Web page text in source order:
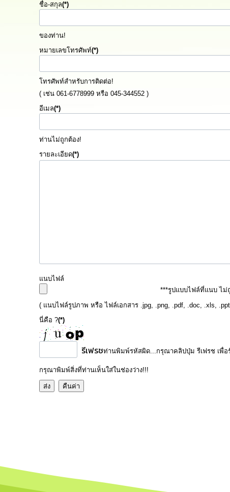
ชื่อ-สกุล(*)
ของท่าน!
หมายเลขโทรศัพท์(*)
โทรศัพท์สำหรับการติดต่อ!
( เช่น 061-6778999 หรือ 045-344552 )
อีเมล(*)
ท่านไม่ถูกต้อง!
รายละเอียด(*)
แนบไฟล์
***รูปแบบไฟล์ที่แนบ ไม่
( แนบไฟล์รูปภาพ หรือ ไฟล์เอกสาร .jpg, .png, .pdf, .doc, .xls,
นี่คือ ?(*)
รีเฟรชท่านพิมพ์รหัสผิด...กรุณาคลิปปุ่ม รีเฟรช เพื่อ
กรุณาพิมพ์สิ่งที่ท่านเห็นใส่ในช่องว่าง!!!